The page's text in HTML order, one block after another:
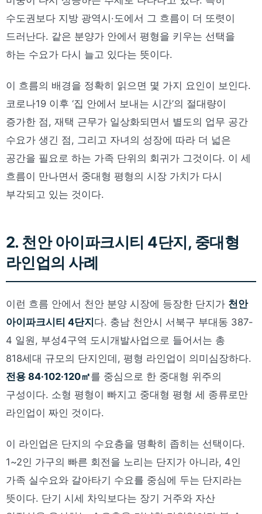
수도권보다 지방 광역시·도에서 그 흐름이 더 또렷이
드러난다. 같은 분양가 안에서 평형을 키우는 선택을
하는 수요가 다시 늘고 있다는 뜻이다.
이 흐름의 배경을 정확히 읽으면 몇 가지 요인이 보인다.
코로나19 이후 ‘집 안에서 보내는 시간’의 절대량이
증가한 점, 재택 근무가 일상화되면서 별도의 업무 공간
수요가 생긴 점, 그리고 자녀의 성장에 따라 더 넓은
공간을 필요로 하는 가족 단위의 회귀가 그것이다. 이 세
흐름이 만나면서 중대형 평형의 시장 가치가 다시
부각되고 있는 것이다.
2. 천안 아이파크시티 4단지, 중대형
라인업의 사례
이런 흐름 안에서 천안 분양 시장에 등장한 단지가 천안
아이파크시티 4단지 다. 충남 천안시 서북구 부대동 387-
4 일원, 부성4구역 도시개발사업으로 들어서는 총
818세대 규모의 단지인데, 평형 라인업이 의미심장하다.
전용 84·102·120㎡를 중심으로 한 중대형 위주의
구성이다. 소형 평형이 빠지고 중대형 평형 세 종류로만
라인업이 짜인 것이다.
이 라인업은 단지의 수요층을 명확히 좁히는 선택이다.
1~2인 가구의 빠른 회전을 노리는 단지가 아니라, 4인
가족 실수요와 갈아타기 수요를 중심에 두는 단지라는
뜻이다. 단기 시세 차익보다는 장기 거주와 자산